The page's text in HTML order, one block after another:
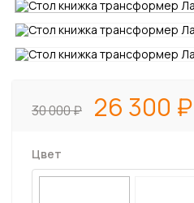
30 000 26 300
Цвет